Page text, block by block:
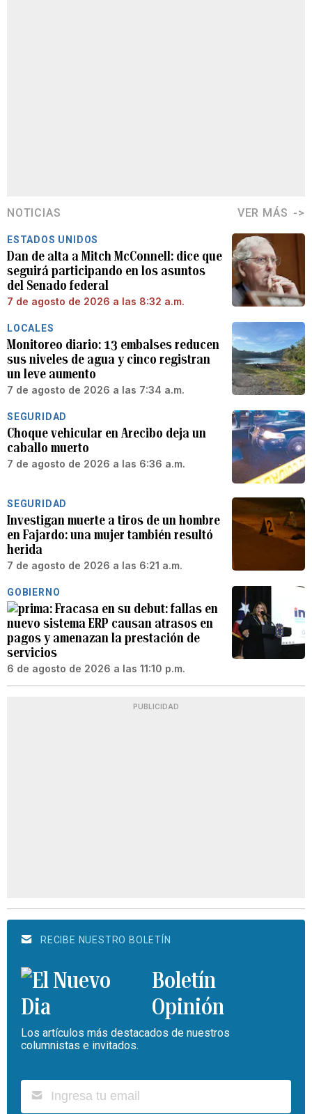
NOTICIAS VER MÁS
ESTADOS UNIDOS
Dan de alta a Mitch McConnell: dice que
seguirá participando en los asuntos
del Senado federal
7 de agosto de 2026 a las 8:32 a.m.
LOCALES
Monitoreo diario: 13 embalses reducen
sus niveles de agua y cinco registran
un leve aumento
7 de agosto de 2026 a las 7:34 a.m.
SEGURIDAD
Choque vehicular en Arecibo deja un
caballo muerto
7 de agosto de 2026 a las 6:36 a.m.
SEGURIDAD
Investigan muerte a tiros de un hombre
en Fajardo: una mujer también resultó
herida
7 de agosto de 2026 a las 6:21 a.m.
GOBIERNO
Fracasa en su debut: fallas en
nuevo sistema ERP causan atrasos en
pagos y amenazan la prestación de
servicios
6 de agosto de 2026 a las 11:10 p.m.
PUBLICIDAD
RECIBE NUESTRO BOLETÍN
Boletín
Opinión
Los artículos más destacados de nuestros
columnistas e invitados.